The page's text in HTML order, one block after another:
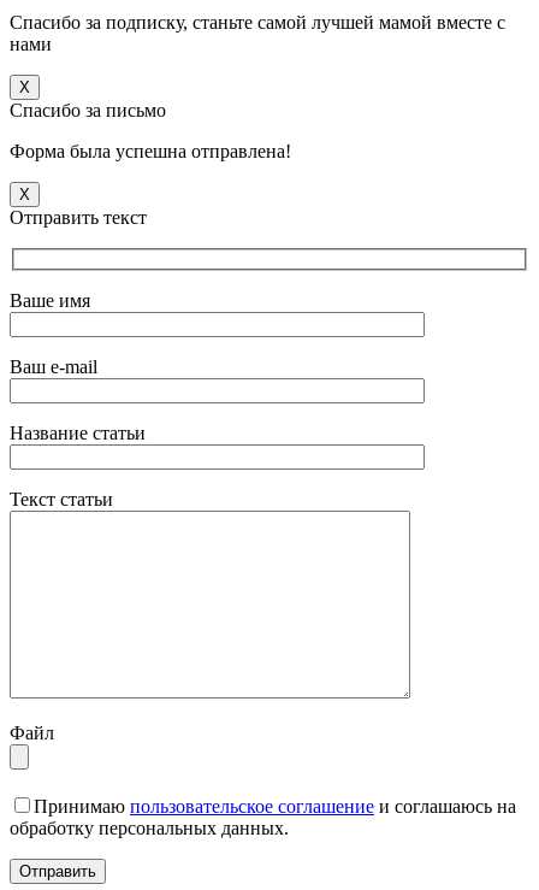
Спасибо за подписку, станьте самой лучшей мамой вместе с
нами
X
Спасибо за письмо
Форма была успешна отправлена!
X
Отправить текст
Ваше имя
Ваш e-mail
Название статьи
Текст статьи
Файл
Принимаю пользовательское соглашение и соглашаюсь на
обработку персональных данных.